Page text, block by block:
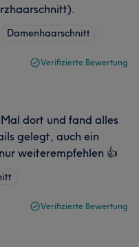
Damenhaarschnitt
Verifizierte Bewertung
dort und fand alles
gelegt, auch ein
weiterempfehlen 👍
Verifizierte Bewertung